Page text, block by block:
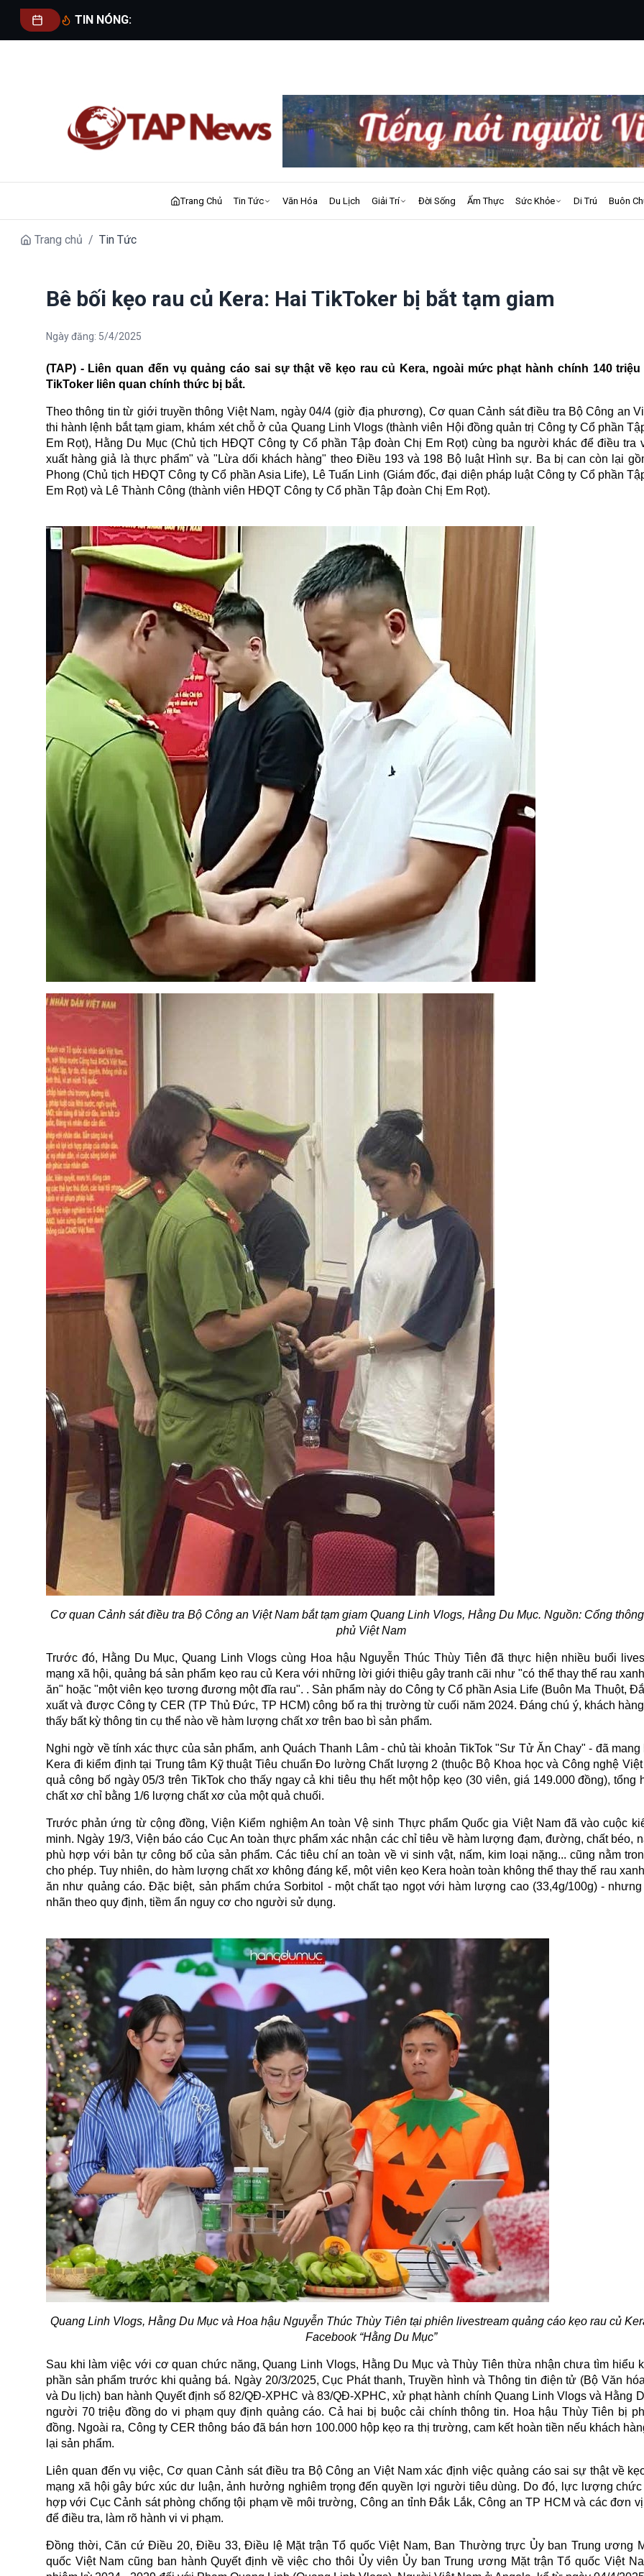
TIN NÓNG:
Trang Chủ Tin Tức Văn Hóa Du Lịch Giải Trí Đời Sống Ẩm Thực Sức Khỏe Di Trú Buôn
Trang chủ / Tin Tức
Bê bối kẹo rau củ Kera: Hai TikToker bị bắt tạm giam
Ngày đăng: 5/4/2025
(TAP) - Liên quan đến vụ quảng cáo sai sự thật về kẹo rau củ Kera, ngoài mức phạt hành chính 140 triệu
TikToker liên quan chính thức bị bắt.
Theo thông tin từ giới truyền thông Việt Nam, ngày 04/4 (giờ địa phương), Cơ quan Cảnh sát điều tra Bộ Công an
thi hành lệnh bắt tạm giam, khám xét chỗ ở của Quang Linh Vlogs (thành viên Hội đồng quản trị Công ty Cổ phần
Em Rọt), Hằng Du Mục (Chủ tịch HĐQT Công ty Cổ phần Tập đoàn Chị Em Rọt) cùng ba người khác để điều tra
xuất hàng giả là thực phẩm" và "Lừa dối khách hàng" theo Điều 193 và 198 Bộ luật Hình sự. Ba bị can còn lại
Phong (Chủ tịch HĐQT Công ty Cổ phần Asia Life), Lê Tuấn Linh (Giám đốc, đại diện pháp luật Công ty Cổ phần
Em Rọt) và Lê Thành Công (thành viên HĐQT Công ty Cổ phần Tập đoàn Chị Em Rọt).
Cơ quan Cảnh sát điều tra Bộ Công an Việt Nam bắt tạm giam Quang Linh Vlogs, Hằng Du Mục. Nguồn: Cổng
phủ Việt Nam
Trước đó, Hằng Du Mục, Quang Linh Vlogs cùng Hoa hậu Nguyễn Thúc Thùy Tiên đã thực hiện nhiều buổi
mạng xã hội, quảng bá sản phẩm kẹo rau củ Kera với những lời giới thiệu gây tranh cãi như "có thể thay thế rau
ăn" hoặc "một viên kẹo tương đương một đĩa rau". . Sản phẩm này do Công ty Cổ phần Asia Life (Buôn Ma Thuột,
xuất và được Công ty CER (TP Thủ Đức, TP HCM) công bố ra thị trường từ cuối năm 2024. Đáng chú ý, khách
thấy bất kỳ thông tin cụ thể nào về hàm lượng chất xơ trên bao bì sản phẩm.
Nghi ngờ về tính xác thực của sản phẩm, anh Quách Thanh Lâm - chủ tài khoản TikTok "Sư Tử Ăn Chay" - đã mang
Kera đi kiểm định tại Trung tâm Kỹ thuật Tiêu chuẩn Đo lường Chất lượng 2 (thuộc Bộ Khoa học và Công nghệ
quả công bố ngày 05/3 trên TikTok cho thấy ngay cả khi tiêu thụ hết một hộp kẹo (30 viên, giá 149.000 đồng), tổng
chất xơ chỉ bằng 1/6 lượng chất xơ của một quả chuối.
Trước phản ứng từ cộng đồng, Viện Kiểm nghiệm An toàn Vệ sinh Thực phẩm Quốc gia Việt Nam đã vào cuộc
minh. Ngày 19/3, Viện báo cáo Cục An toàn thực phẩm xác nhận các chỉ tiêu về hàm lượng đạm, đường, chất béo,
phù hợp với bản tự công bố của sản phẩm. Các tiêu chí an toàn về vi sinh vật, nấm, kim loại nặng... cũng nằm
cho phép. Tuy nhiên, do hàm lượng chất xơ không đáng kể, một viên kẹo Kera hoàn toàn không thể thay thế rau
ăn như quảng cáo. Đặc biệt, sản phẩm chứa Sorbitol - một chất tạo ngọt với hàm lượng cao (33,4g/100g) -
nhãn theo quy định, tiềm ẩn nguy cơ cho người sử dụng.
Quang Linh Vlogs, Hằng Du Mục và Hoa hậu Nguyễn Thúc Thùy Tiên tại phiên livestream quảng cáo kẹo rau củ
Facebook “Hằng Du Mục”
Sau khi làm việc với cơ quan chức năng, Quang Linh Vlogs, Hằng Du Mục và Thùy Tiên thừa nhận chưa tìm hiểu
phần sản phẩm trước khi quảng bá. Ngày 20/3/2025, Cục Phát thanh, Truyền hình và Thông tin điện tử (Bộ Văn
và Du lịch) ban hành Quyết định số 82/QĐ-XPHC và 83/QĐ-XPHC, xử phạt hành chính Quang Linh Vlogs và Hằng
người 70 triệu đồng do vi phạm quy định quảng cáo. Cả hai bị buộc cải chính thông tin. Hoa hậu Thùy Tiên bị
đồng. Ngoài ra, Công ty CER thông báo đã bán hơn 100.000 hộp kẹo ra thị trường, cam kết hoàn tiền nếu khách
lại sản phẩm.
Liên quan đến vụ việc, Cơ quan Cảnh sát điều tra Bộ Công an Việt Nam xác định việc quảng cáo sai sự thật về
mạng xã hội gây bức xúc dư luận, ảnh hưởng nghiêm trọng đến quyền lợi người tiêu dùng. Do đó, lực lượng chức
hợp với Cục Cảnh sát phòng chống tội phạm về môi trường, Công an tỉnh Đắk Lắk, Công an TP HCM và các đơn
để điều tra, làm rõ hành vi vi phạm.
Đồng thời, Căn cứ Điều 20, Điều 33, Điều lệ Mặt trận Tổ quốc Việt Nam, Ban Thường trực Ủy ban Trung ương
quốc Việt Nam cũng ban hành Quyết định về việc cho thôi Ủy viên Ủy ban Trung ương Mặt trận Tổ quốc Việt